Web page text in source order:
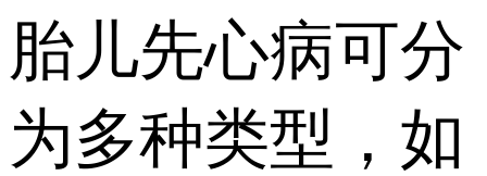
胎儿先心病可分
为多种类型，如